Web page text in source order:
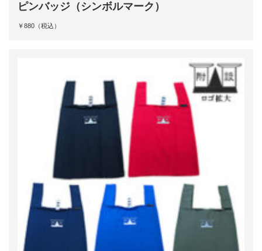
ピンバッジ（シンボルマーク）
￥880（税込）